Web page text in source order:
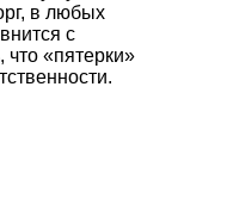
в любых
с
«пятерки»